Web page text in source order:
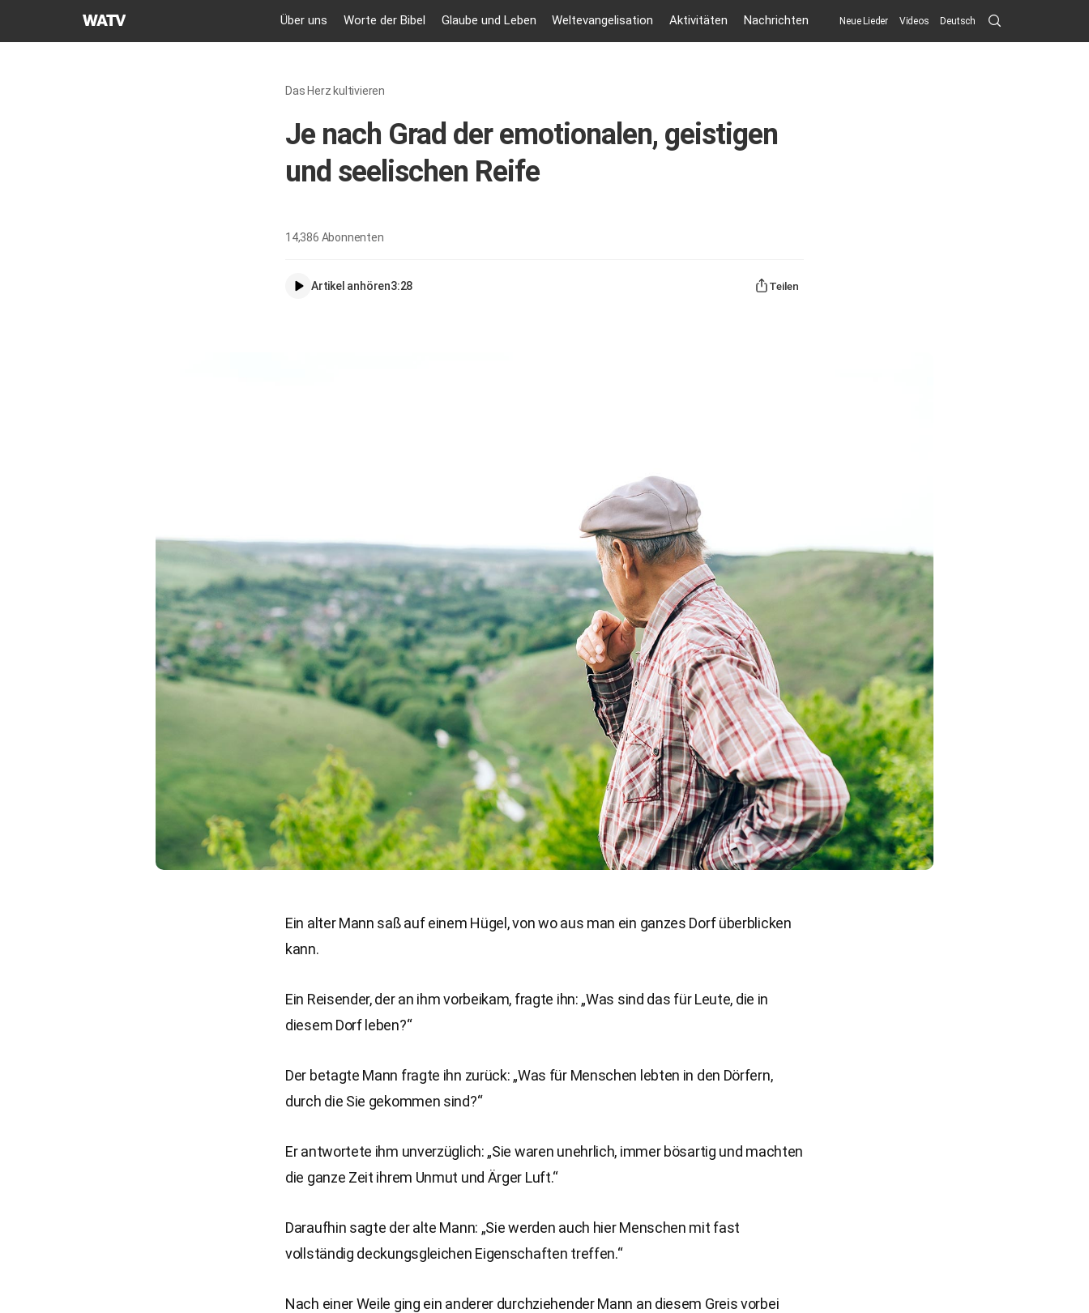
GEMEINDE
Über uns Worte der Bibel Glaube und Leben Weltevangelisation Aktivitäten Nachrichten Neue Lieder Videos Deutsch Search
Submit
Das Herz kultivieren
Je nach Grad der emotionalen, geistigen
und seelischen Reife
14,386 Abonnenten
Artikel anhören3:28 Teilen
Ein alter Mann saß auf einem Hügel, von wo aus man ein ganzes Dorf überblicken
kann.
Ein Reisender, der an ihm vorbeikam, fragte ihn: „Was sind das für Leute, die in
diesem Dorf leben?“
Der betagte Mann fragte ihn zurück: „Was für Menschen lebten in den Dörfern,
durch die Sie gekommen sind?“
Er antwortete ihm unverzüglich: „Sie waren unehrlich, immer bösartig und machten
die ganze Zeit ihrem Unmut und Ärger Luft.“
Daraufhin sagte der alte Mann: „Sie werden auch hier Menschen mit fast
vollständig deckungsgleichen Eigenschaften treffen.“
Nach einer Weile ging ein anderer durchziehender Mann an diesem Greis vorbei